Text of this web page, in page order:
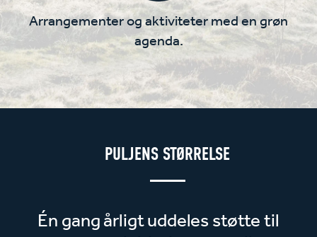
Arrangementer og aktiviteter med en grøn
agenda.
PULJENS STØRRELSE
Én gang årligt uddeles støtte til